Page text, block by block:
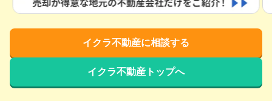
イクラ不動産に相談する
イクラ不動産トップへ